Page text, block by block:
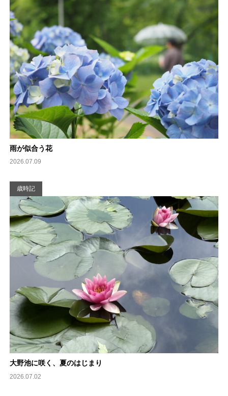
雨が似合う花
2026.07.09
歳時記
大野池に咲く、夏のはじまり
2026.07.02